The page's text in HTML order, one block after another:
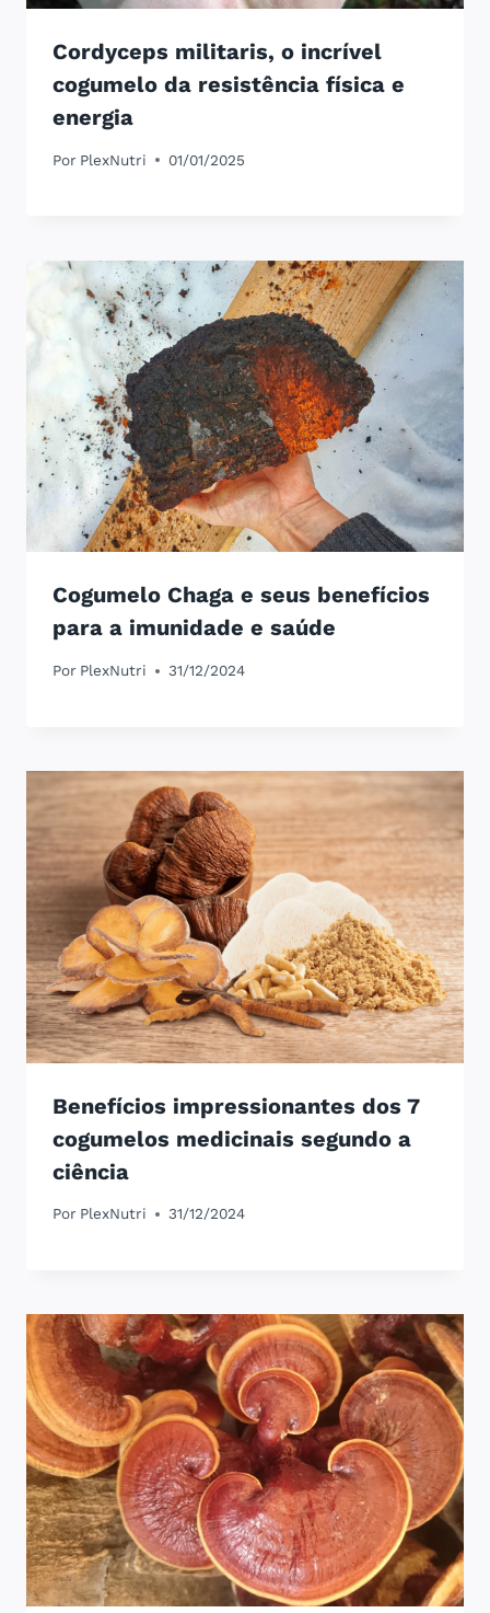
Cordyceps militaris, o incrível
cogumelo da resistência física e
energia
Por PlexNutri 01/01/2025
Cogumelo Chaga e seus benefícios
para a imunidade e saúde
Por PlexNutri 31/12/2024
Benefícios impressionantes dos 7
cogumelos medicinais segundo a
ciência
Por PlexNutri 31/12/2024